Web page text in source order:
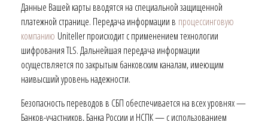
Данные Вашей карты вводятся на специальной защищенной
платежной странице. Передача информации в процессинговую
компанию Uniteller происходит с применением технологии
шифрования TLS. Дальнейшая передача информации
осуществляется по закрытым банковским каналам, имеющим
наивысший уровень надежности.
Безопасность переводов в СБП обеспечивается на всех уровнях —
Банков-участников, Банка России и НСПК — с использованием